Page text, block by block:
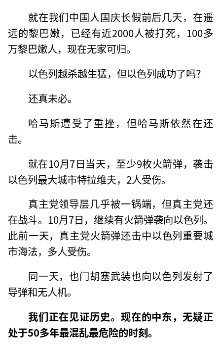
就在我们中国人国庆长假前后几天，在遥
远的黎巴嫩，已经有近2000人被打死，100多
万黎巴嫩人，现在无家可归。
以色列越杀越生猛，但以色列成功了吗？
还真未必。
哈马斯遭受了重挫，但哈马斯依然在还
击。
就在10月7日当天，至少9枚火箭弹，袭击
以色列最大城市特拉维夫，2人受伤。
真主党领导层几乎被一锅端，但真主党还
在战斗。10月7日，继续有火箭弹袭向以色列。
此前一天，真主党火箭弹还击中以色列重要城
市海法，多人受伤。
同一天，也门胡塞武装也向以色列发射了
导弹和无人机。
我们正在见证历史。现在的中东，无疑正
处于50多年最混乱最危险的时刻。